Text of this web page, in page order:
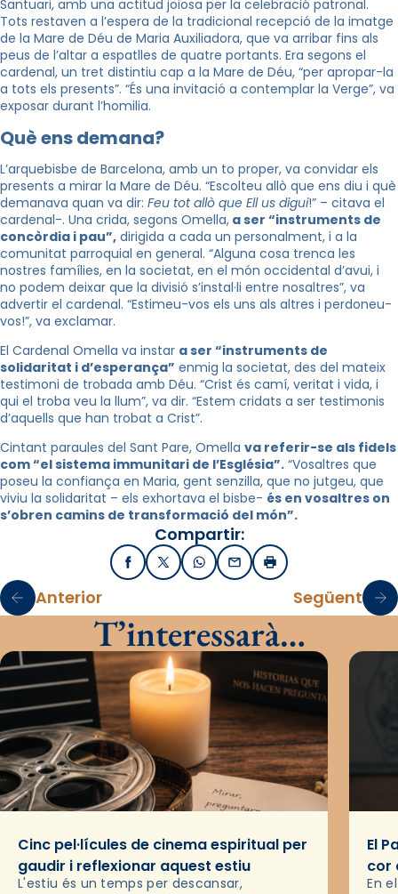
Santuari, amb una actitud joiosa per la celebració patronal.
Tots restaven a l’espera de la tradicional recepció de la imatge
de la Mare de Déu de Maria Auxiliadora, que va arribar fins als
peus de l’altar a espatlles de quatre portants. Era segons el
cardenal, un tret distintiu cap a la Mare de Déu, “per apropar-la
a tots els presents”. “És una invitació a contemplar la Verge”, va
exposar durant l’homilia.
Què ens demana?
L’arquebisbe de Barcelona, amb un to proper, va convidar els
presents a mirar la Mare de Déu. “Escolteu allò que ens diu i què
demanava quan va dir: Feu tot allò que Ell us digui!” – citava el
cardenal-. Una crida, segons Omella, a ser “instruments de
concòrdia i pau”, dirigida a cada un personalment, i a la
comunitat parroquial en general. “Alguna cosa trenca les
nostres famílies, en la societat, en el món occidental d’avui, i
no podem deixar que la divisió s’instal·li entre nosaltres”, va
advertir el cardenal. “Estimeu-vos els uns als altres i perdoneu-
vos!”, va exclamar.
El Cardenal Omella va instar a ser “instruments de
solidaritat i d’esperança” enmig la societat, des del mateix
testimoni de trobada amb Déu. “Crist és camí, veritat i vida, i
qui el troba veu la llum”, va dir. “Estem cridats a ser testimonis
d’aquells que han trobat a Crist”.
Cintant paraules del Sant Pare, Omella va referir-se als fidels
com “el sistema immunitari de l’Església”. “Vosaltres que
poseu la confiança en Maria, gent senzilla, que no jutgeu, que
viviu la solidaritat – els exhortava el bisbe- és en vosaltres on
s’obren camins de transformació del món”.
Compartir:
FacebookX / TwitterWhatsApp
EmailImprimir
Anterior Següent
T’interessarà…
Cinc pel·lícules de cinema espiritual per
gaudir i reflexionar aquest estiu
L'estiu és un temps per descansar,
El
cor
En